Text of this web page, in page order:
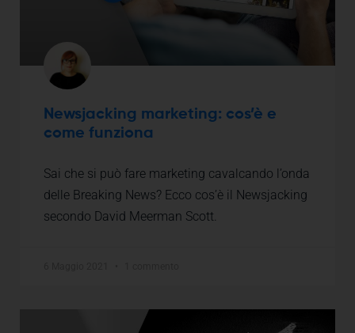
Newsjacking marketing: cos’è e
come funziona
Sai che si può fare marketing cavalcando l’onda
delle Breaking News? Ecco cos’è il Newsjacking
secondo David Meerman Scott.